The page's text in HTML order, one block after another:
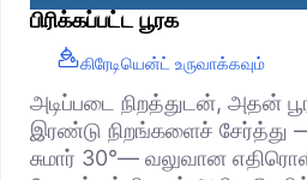
பிரிக்கப்பட்ட பூரக
கிரேடியென்ட் உருவாக்கவும்
அடிப்படை நிறத்துடன், அதன்
இரண்டு நிறங்களைச் சேர்த்து —
சுமார் 30°— வலுவான